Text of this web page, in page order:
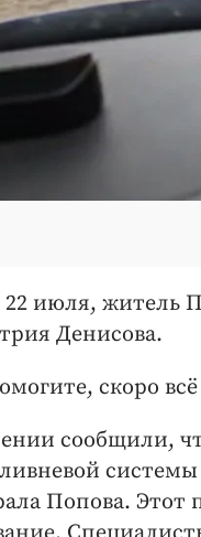
июля, житель
Денисова.
скоро
сообщили,
системы
Попова. Этот